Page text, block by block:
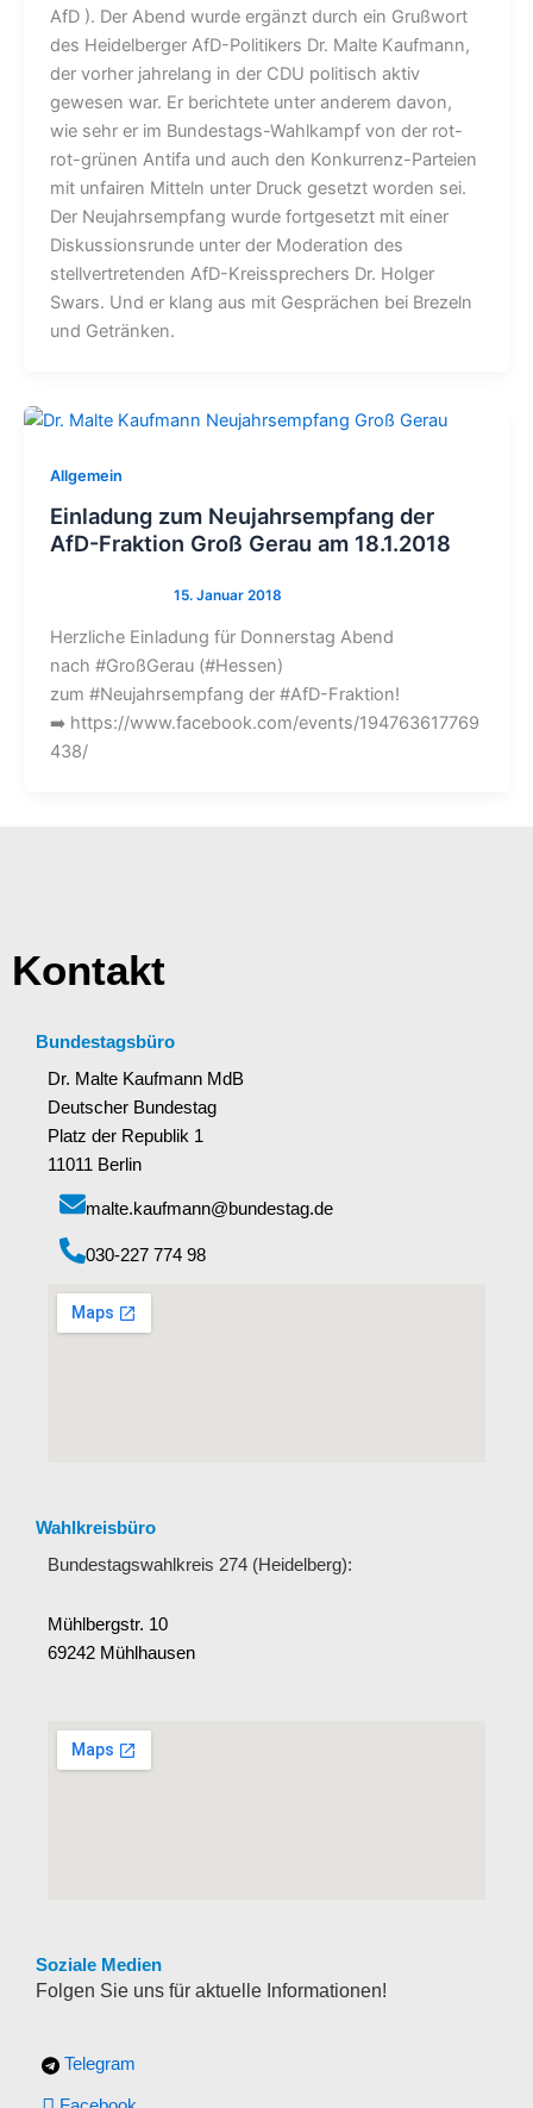
AfD ). Der Abend wurde ergänzt durch ein Grußwort
des Heidelberger AfD-Politikers Dr. Malte Kaufmann,
der vorher jahrelang in der CDU politisch aktiv
gewesen war. Er berichtete unter anderem davon,
wie sehr er im Bundestags-Wahlkampf von der rot-
rot-grünen Antifa und auch den Konkurrenz-Parteien
mit unfairen Mitteln unter Druck gesetzt worden sei.
Der Neujahrsempfang wurde fortgesetzt mit einer
Diskussionsrunde unter der Moderation des
stellvertretenden AfD-Kreissprechers Dr. Holger
Swars. Und er klang aus mit Gesprächen bei Brezeln
und Getränken.
Allgemein
Einladung zum Neujahrsempfang der
AfD-Fraktion Groß Gerau am 18.1.2018
Herzliche Einladung für Donnerstag Abend
nach #GroßGerau (#Hessen)
zum #Neujahrsempfang der #AfD-Fraktion!
➡️ https://www.facebook.com/events/194763617769
438/
Kontakt
Bundestagsbüro
Dr. Malte Kaufmann MdB
Deutscher Bundestag
Platz der Republik 1
11011 Berlin
malte.kaufmann@bundestag.de
‭030-227 774 98‬
Wahlkreisbüro
Bundestagswahlkreis 274 (Heidelberg):
Mühlbergstr. 10
69242 Mühlhausen
Soziale Medien
Folgen Sie uns für aktuelle Informationen!
Telegram